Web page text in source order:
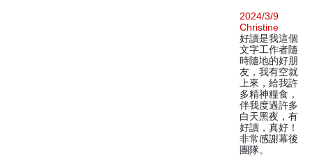
2024/3/9
Christine
好讀是我這個
文字工作者隨
時隨地的好朋
友，我有空就
上來，給我許
多精神糧食，
伴我度過許多
白天黑夜，有
好讀，真好！
非常感謝幕後
團隊。